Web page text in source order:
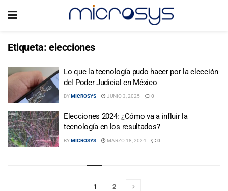
Etiqueta: elecciones
Lo que la tecnología pudo hacer por la elección
del Poder Judicial en México
BYMICROSYS JUNIO 3, 2025 0
Elecciones 2024: ¿Cómo va a influir la
tecnología en los resultados?
BYMICROSYS MARZO 18, 2024 0
1 2